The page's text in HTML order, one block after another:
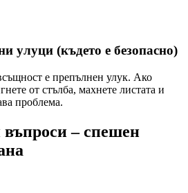
улуци (където е безопасно)
е препълнен улук. Ако
от стълба, махнете листата и
проблема.
въпроси – спешен